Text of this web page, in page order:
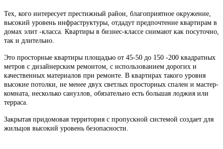
Тех, кого интересует престижный район, благоприятное окружение,
высокий уровень инфраструктуры, отдадут предпочтение квартирам в
домах элит -класса. Квартиры в бизнес-классе снимают как посуточно,
так и длительно.
Это просторные квартиры площадью от 45-50 до 150 -200 квадратных
метров с дизайнерским ремонтом, с использованием дорогих и
качественных материалов при ремонте. В квартирах такого уровня
высокие потолки, не менее двух светлых просторных спален и мастер-
комната, несколько санузлов, обязательно есть большая лоджия или
терраса.
Закрытая придомовая территория с пропускной системой создает для
жильцов высокий уровень безопасности.